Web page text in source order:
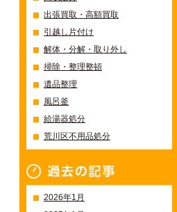
出張買取・高額買取
引越し片付け
解体・分解・取り外し
掃除・整理整頓
遺品整理
風呂釜
給湯器処分
荒川区不用品処分
2026年1月